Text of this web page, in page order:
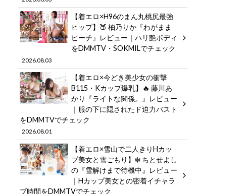
【着エロ×H96のまん丸桃尻最強
ヒップ】🍑 柚乃りか『わがまま
ピーチ』レビュー｜ハリ艶ボディ
をDMMTV・SOKMILでチェック
2026.08.03
【着エロ×今どき美少女の衝撃
B115・Kカップ爆乳】🔥 藤川あ
かり『ライトな関係。』レビュー
｜服の下に隠されたド迫力バスト
をDMMTVでチェック
2026.08.01
【着エロ×雪山で二人きりHカッ
プ美女と雪ごもり】❄️ ちとせよし
の『雪解けまで待機中』レビュー
｜Hカップ美女との密着イチャラ
ブ時間をDMMTVでチェック